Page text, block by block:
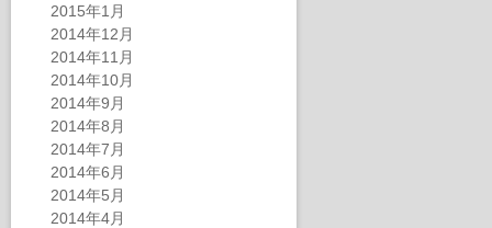
2015年1月
2014年12月
2014年11月
2014年10月
2014年9月
2014年8月
2014年7月
2014年6月
2014年5月
2014年4月